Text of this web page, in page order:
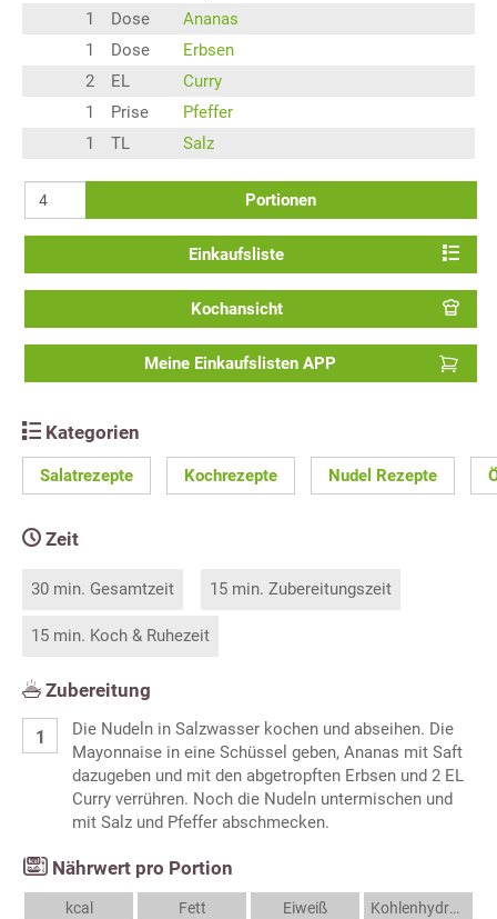
1
Dose
Ananas
1
Dose
Erbsen
2
EL
Curry
1
Prise
Pfeffer
1
TL Salz
Portionen
Einkaufsliste
Kochansicht
Meine Einkaufslisten APP
Kategorien
Salatrezepte Kochrezepte Nudel Rezepte
Zeit
30 min. Gesamtzeit 15 min. Zubereitungszeit
15 min. Koch & Ruhezeit
Zubereitung
Die Nudeln in Salzwasser kochen und abseihen. Die
Mayonnaise in eine Schüssel geben, Ananas mit Saft
dazugeben und mit den abgetropften Erbsen und 2 EL
Curry verrühren. Noch die Nudeln untermischen und
mit Salz und Pfeffer abschmecken.
Nährwert pro Portion
kcal
Fett
Eiweiß
Kohlenhydrate